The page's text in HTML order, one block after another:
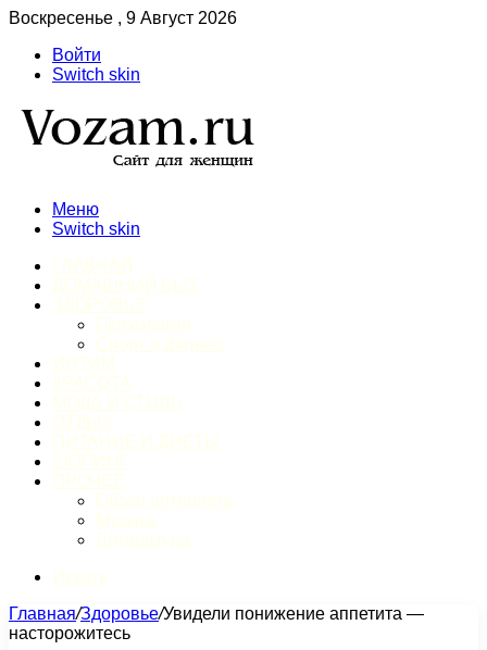
Воскресенье , 9 Август 2026
Войти
Switch skin
Меню
Switch skin
Главная/Здоровье/Увидели понижение аппетита —
насторожитесь